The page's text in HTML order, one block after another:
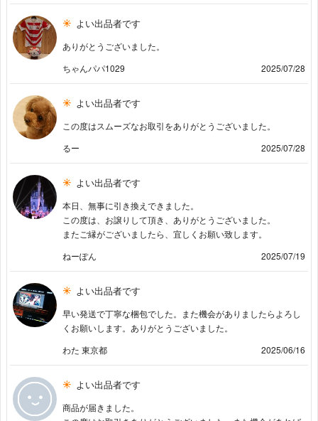
よい出品者です
ありがとうございました。
ちゃんパパ1029
2025/07/28
よい出品者です
この度はスムーズなお取引をありがとうございました。
るー
2025/07/28
よい出品者です
本日、無事に引き換えできました。
この度は、お譲りして頂き、ありがとうございました。
またご縁がございましたら、宜しくお願い致します。
ねーぽん
2025/07/19
よい出品者です
早い発送で丁寧な梱包でした。また機会がありましたらよろし
くお願いします。ありがとうございました。
わた 東京都
2025/06/16
よい出品者です
商品が届きました。